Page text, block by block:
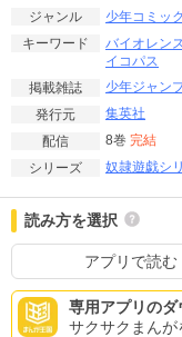
ジャンル
少年コミック
キーワード
バイオレンス
イコパス
掲載雑誌
少年ジャン
発行元
集英社
配信
8巻 完結
シリーズ
奴隷遊戯シ
読み方を選択
アプリで読む
専用アプリのダ
サクサクまんが